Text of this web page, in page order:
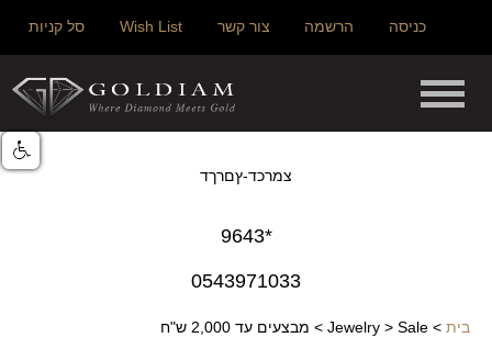
כניסה הרשמה צור קשר Wish List סל קניות
צמרכד-ץםרךד
*9643
0543971033
בית >
Jewelry > Sale
> מבצעים עד 2,000 ש"ח